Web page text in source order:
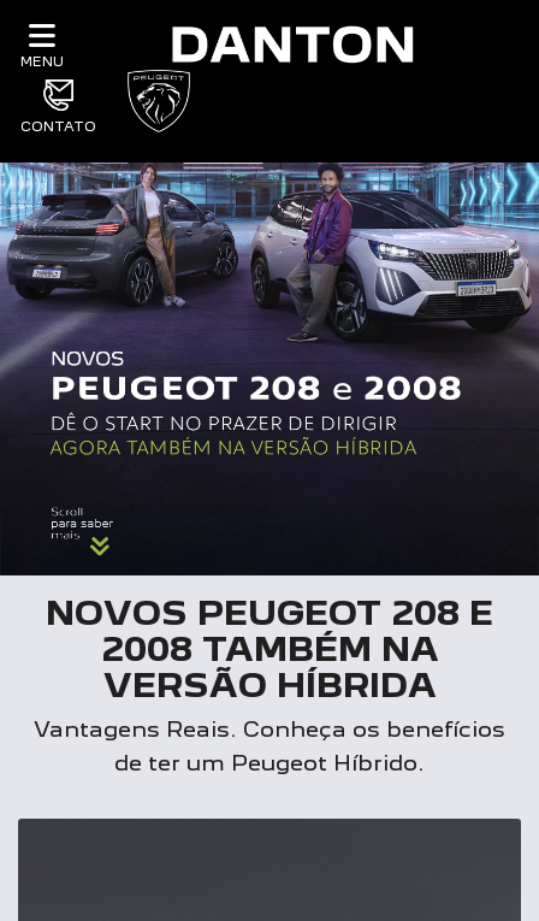
NOVOS PEUGEOT 208 E
2008 TAMBÉM NA
VERSÃO HÍBRIDA
Vantagens Reais. Conheça os benefícios
de ter um Peugeot Híbrido.
MENU
CONTATO